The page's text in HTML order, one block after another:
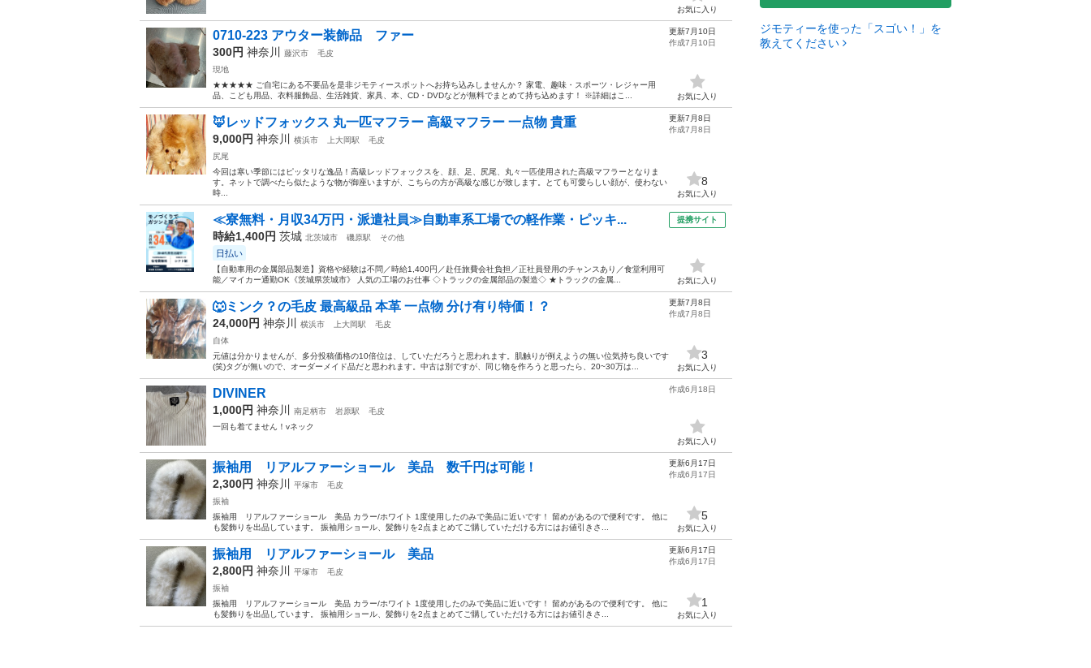
お気に入り
0710-223 アウター装飾品 ファー
300円 神奈川 藤沢市
毛皮
現地
★★★★★ ご自宅にある不要品を是非ジモティースポットへお持ち込みしませんか？ 家電、趣味・スポーツ・レジャー用
品、こども用品、衣料服飾品、生活雑貨、家具、本、CD・DVDなどが無料でまとめて持ち込めます！ ※詳細はこ...
更新7月10日
作成7月10日
お気に入り
🦊レッドフォックス 丸一匹マフラー 高級マフラー 一点物 貴重
9,000円 神奈川 横浜市 上大岡駅
毛皮
尻尾
今回は寒い季節にはピッタリな逸品！高級レッドフォックスを、顔、足、尻尾、丸々一匹使用された高級マフラーとなりま
す。ネットで調べたら似たような物が御座いますが、こちらの方が高級な感じが致します。とても可愛らしい顔が、使わない
時...
更新7月8日
作成7月8日
8
お気に入り
≪寮無料・月収34万円・派遣社員≫自動車系工場での軽作業・ピッキ...
時給1,400円 茨城 北茨城市 磯原駅 その他
日払い
【自動車用の金属部品製造】資格や経験は不問／時給1,400円／赴任旅費会社負担／正社員登用のチャンスあり／食堂利用可
能／マイカー通勤OK《茨城県茨城市》 人気の工場のお仕事 ◇トラックの金属部品の製造◇ ★トラックの金属...
提携サイト
お気に入り
🐺ミンク？の毛皮 最高級品 本革 一点物 分け有り特価！？
24,000円 神奈川 横浜市 上大岡駅
毛皮
自体
元値は分かりませんが、多分投稿価格の10倍位は、していただろうと思われます。肌触りが例えようの無い位気持ち良いです
(笑)タグが無いので、オーダーメイド品だと思われます。中古は別ですが、同じ物を作ろうと思ったら、20~30万は...
更新7月8日
作成7月8日
3
お気に入り
DIVINER
1,000円 神奈川 南足柄市 岩原駅
毛皮
一回も着てません！vネック
作成6月18日
お気に入り
振袖用 リアルファーショール 美品 数千円は可能！
2,300円 神奈川 平塚市
毛皮
振袖
振袖用 リアルファーショール 美品 カラー/ホワイト 1度使用したのみで美品に近いです！ 留めがあるので便利です。 他に
も髪飾りを出品しています。 振袖用ショール、髪飾りを2点まとめてご購していただける方にはお値引きさ...
更新6月17日
作成6月17日
5
お気に入り
振袖用 リアルファーショール 美品
2,800円 神奈川 平塚市
毛皮
振袖
振袖用 リアルファーショール 美品 カラー/ホワイト 1度使用したのみで美品に近いです！ 留めがあるので便利です。 他に
も髪飾りを出品しています。 振袖用ショール、髪飾りを2点まとめてご購していただける方にはお値引きさ...
更新6月17日
作成6月17日
1
お気に入り
ジモティーを使った「スゴい！」を
教えてください